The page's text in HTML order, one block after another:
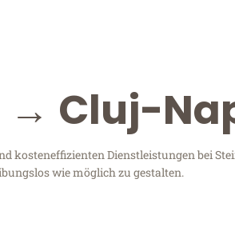
→ Cluj-
kosteneffizienten Dienstleistungen bei
wie möglich zu gestalten.